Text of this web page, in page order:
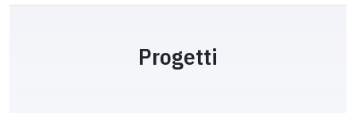
Progetti